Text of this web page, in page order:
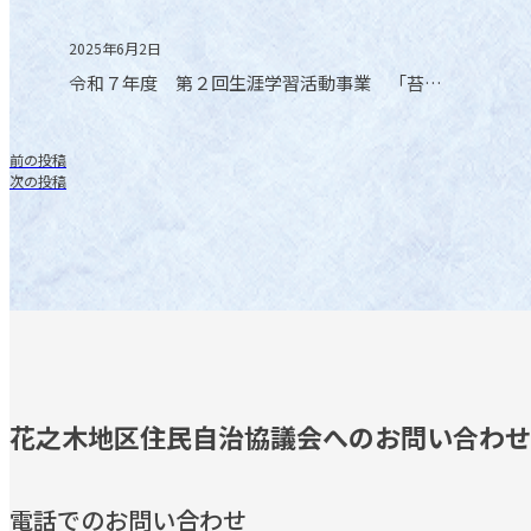
2025年6月2日
令和７年度 第２回生涯学習活動事業 「苔…
前の投稿
次の投稿
花之木地区住民自治協議会へのお問い合わせ
電話でのお問い合わせ